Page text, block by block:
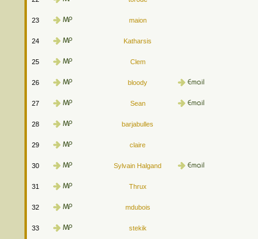
23 maion
24 Katharsis
25 Clem
26 bloody
27 Sean
28 barjabulles
29 claire
30 Sylvain Halgand
31 Thrux
32 mdubois
33 stekik